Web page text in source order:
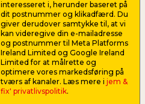
interesseret i, herunder baseret på
dit postnummer og klikadfærd. Du
giver derudover samtykke til, at vi
kan videregive din e-mailadresse
og postnummer til Meta Platforms
Ireland Limited og Google Ireland
Limited for at målrette og
optimere vores markedsføring på
tværs af kanaler. Læs mere i jem &
fix' privatlivspolitik.